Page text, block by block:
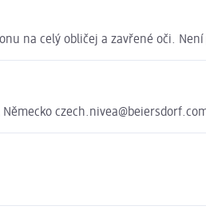
na celý obličej a zavřené oči.